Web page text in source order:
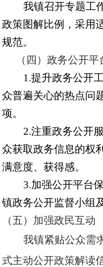
我镇召开专题工
政策图解比例，采用
规范。
（四） 政务公开平
1.提升政务公开
众普遍关心的热点问
项。
2.注重政务公开
众获取政务信息的权
满意度、获得感。
3.加强公开平台
镇政务公开监督小组
（五） 加强政民互动
我镇紧贴公众需
式主动公开政策解读